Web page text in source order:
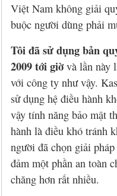
Đặt mua Symantec
Việt Nam không giải
buộc người dùng phải
Tôi đã sử dụng bản
2009 tới giờ và lần này
với công ty như vậy.
sử dụng hệ điều hành
vậy tính năng bảo mật
hành là điều khó tránh
người đã chọn giải
đảm một phần an toàn
chăng hơn rất nhiều.